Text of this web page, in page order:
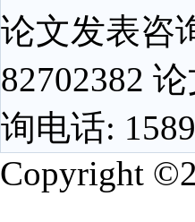
论文发表咨
82702382
询电话:
Copyright